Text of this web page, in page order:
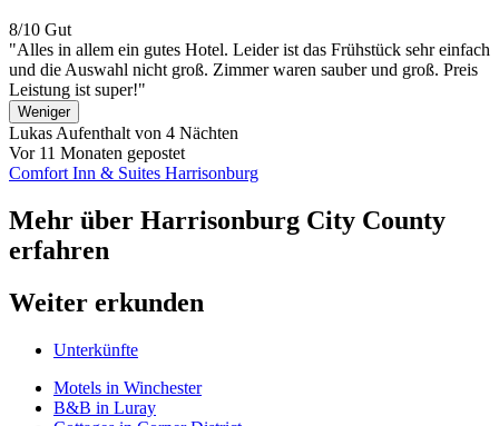
8/10 Gut
"Alles in allem ein gutes Hotel. Leider ist das Frühstück sehr einfach
und die Auswahl nicht groß. Zimmer waren sauber und groß. Preis
Leistung ist super!"
Weniger
Lukas Aufenthalt von 4 Nächten
Vor 11 Monaten gepostet
Comfort Inn & Suites Harrisonburg
Mehr über Harrisonburg City County
erfahren
Weiter erkunden
Unterkünfte
Motels in Winchester
B&B in Luray